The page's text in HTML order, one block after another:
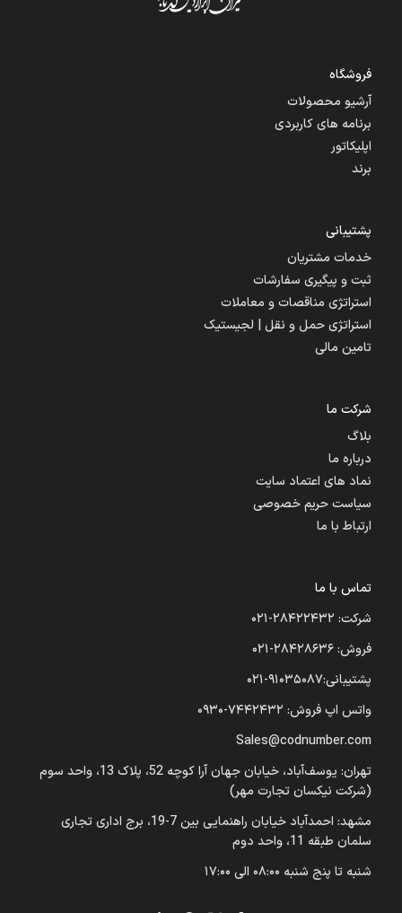
فروشگاه
آرشیو محصولات
برنامه های کاربردی
اپلیکاتور
برند
پشتیبانی
خدمات مشتریان
ثبت و پیگیری سفارشات
استراتژی مناقصات و معاملات
استراتژی حمل و نقل | لجیستیک
تامین مالی
شرکت ما
بلاگ
درباره ما
نماد های اعتماد سایت
سیاست حریم خصوصی
ارتباط با ما
تماس با ما
شرکت: ۲۸۴۲۲۴۳۲-۰۲۱
فروش: ۲۸۴۲۸۶۳۶-۰۲۱
پشتیبانی:۹۱۰۳۵۰۸۷-۰۲۱
واتس اپ فروش: ۷۴۴۲۴۳۲-۰۹۳۰
Sales@codnumber.com
تهران: یوسف‌آباد، خیابان جهان آرا کوچه 52، پلاک 13، واحد سوم
(شرکت نیکسان تجارت مهر)
مشهد: احمدآباد خیابان راهنمایی بین 7-19، برج اداری تجاری
سلمان طبقه 11، واحد دوم
شنبه تا پنج شنبه ۰۸:۰۰ الی ۱۷:۰۰